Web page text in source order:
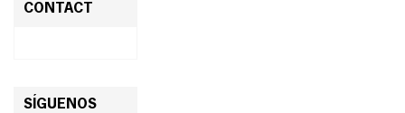
CONTACT
SÍGUENOS